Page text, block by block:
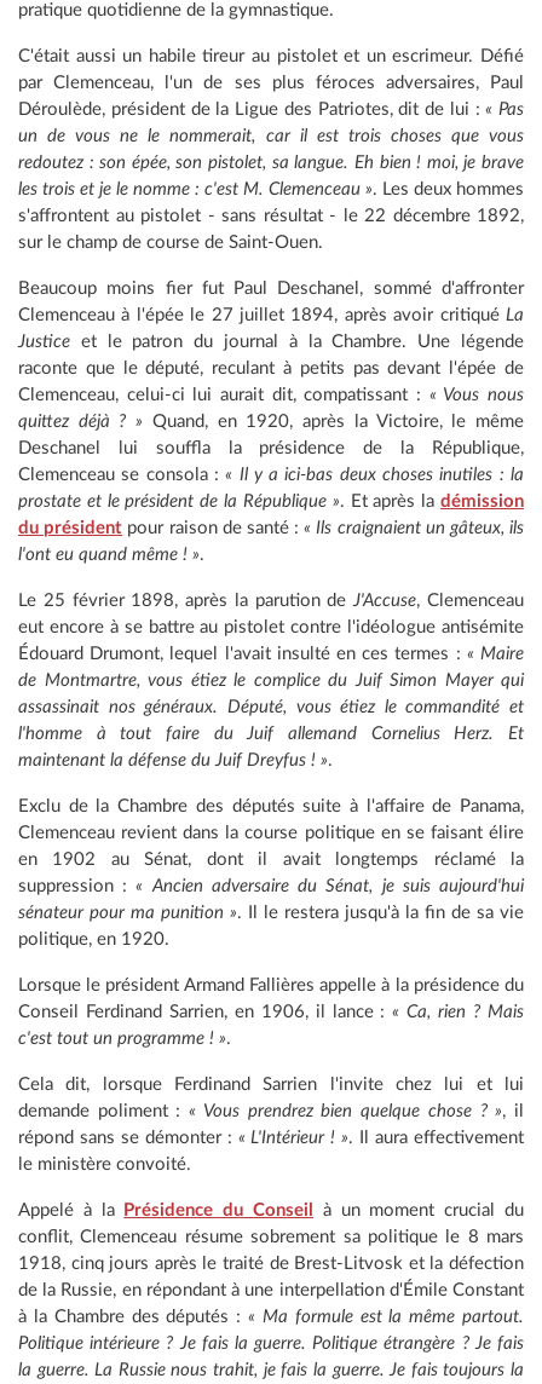
pratique quotidienne de la gymnastique.
C'était aussi un habile tireur au pistolet et un escrimeur. Défié
par Clemenceau, l'un de ses plus féroces adversaires, Paul
Déroulède, président de la Ligue des Patriotes, dit de lui :« Pas
un de vous ne le nommerait, car il est trois choses que vous
redoutez : son épée, son pistolet, sa langue. Eh bien ! moi, je brave
les trois et je le nomme : c'est M. Clemenceau ». Les deux hommes
s'affrontent au pistolet - sans résultat - le 22 décembre 1892,
sur le champ de course de Saint-Ouen.
Beaucoup moins fier fut Paul Deschanel, sommé d'affronter
Clemenceau à l'épée le 27 juillet 1894, après avoir critiqué La
Justice et le patron du journal à la Chambre. Une légende
raconte que le député, reculant à petits pas devant l'épée de
Clemenceau, celui-ci lui aurait dit, compatissant : « Vous nous
quittez déjà ? » Quand, en 1920, après la Victoire, le même
Deschanel lui souffla la présidence de la République,
Clemenceau se consola :« Il y a ici-bas deux choses inutiles : la
prostate et le président de la République ». Et après ladémission
du président pour raison de santé :« Ils craignaient un gâteux, ils
l'ont eu quand même ! ».
Le 25 février 1898, après la parution de J'Accuse, Clemenceau
eut encore à se battre au pistolet contre l'idéologue antisémite
Édouard Drumont, lequel l'avait insulté en ces termes : « Maire
de Montmartre, vous étiez le complice du Juif Simon Mayer qui
assassinait nos généraux. Député, vous étiez le commandité et
l'homme à tout faire du Juif allemand Cornelius Herz. Et
maintenant la défense du Juif Dreyfus ! ».
Exclu de la Chambre des députés suite à l'affaire de Panama,
Clemenceau revient dans la course politique en se faisant élire
en 1902 au Sénat, dont il avait longtemps réclamé la
suppression :« Ancien adversaire du Sénat, je suis aujourd'hui
sénateur pour ma punition ». Il le restera jusqu'à la fin de sa vie
politique, en 1920.
Lorsque le président Armand Fallières appelle à la présidence du
Conseil Ferdinand Sarrien, en 1906, il lance :« Ca, rien ? Mais
c'est tout un programme ! ».
Cela dit, lorsque Ferdinand Sarrien l'invite chez lui et lui
demande poliment :« Vous prendrez bien quelque chose ? », il
répond sans se démonter : « L'Intérieur ! ». Il aura effectivement
le ministère convoité.
Appelé à la Présidence du Conseil
à un moment crucial du
conflit, Clemenceau résume sobrement sa politique le 8 mars
1918, cinq jours après le traité de Brest-Litvosk et la défection
de la Russie, en répondant à une interpellation d'Émile Constant
à la Chambre des députés : « Ma formule est la même partout.
Politique intérieure ? Je fais la guerre. Politique étrangère ? Je fais
la guerre. La Russie nous trahit, je fais la guerre. Je fais toujours la